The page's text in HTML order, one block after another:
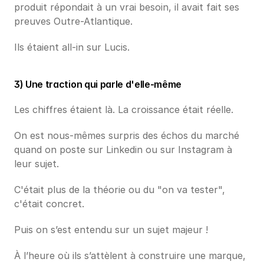
produit répondait à un vrai besoin, il avait fait ses
preuves Outre-Atlantique.
Ils étaient all-in sur Lucis.
3) Une traction qui parle d'elle-même
Les chiffres étaient là. La croissance était réelle.
On est nous-mêmes surpris des échos du marché
quand on poste sur Linkedin ou sur Instagram à
leur sujet.
C'était plus de la théorie ou du "on va tester",
c'était concret.
Puis on s’est entendu sur un sujet majeur !
À l’heure où ils s’attèlent à construire une marque,